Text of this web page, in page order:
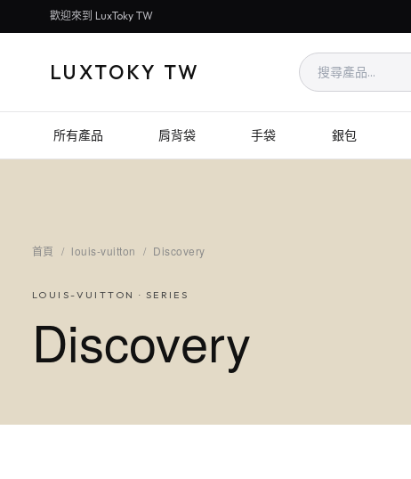
歡迎來到 LuxToky TW
LUXTOKY TW
所有產品 肩背袋 手袋 銀包
首頁 / louis-vuitton / Discovery
LOUIS-VUITTON · SERIES
Discovery